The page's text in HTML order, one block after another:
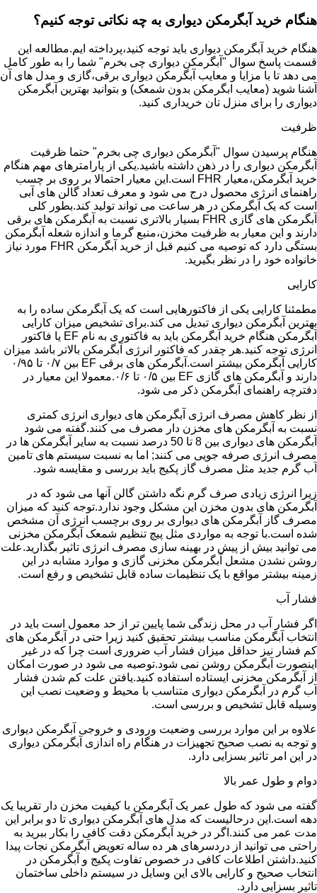
هنگام خرید آبگرمکن دیواری به چه نکاتی توجه کنیم؟
هنگام خرید آبگرمکن دیواری باید توجه کنید،پرداخته ایم.مطالعه این
قسمت پاسخ سوال "آبگرمکن دیواری چی بخرم" شما را به طور کامل
می دهد تا با مزایا و معایب آبگرمکن دیواری برقی،گازی و مدل های آن
آشنا شوید (معایب ابگرمکن بدون شمعک) و بتوانید بهترین آبگرمکن
دیواری را برای منزل تان خریداری کنید.
ظرفیت
هنگام پرسیدن سوال "آبگرمکن دیواری چی بخرم" حتما ظرفیت
آبگرمکن دیواری را در ذهن داشته باشید.یکی از پارامترهای مهم هنگام
خرید آبگرمکن،معیار FHR است.این معیار احتمالا بر روی بر چسب
راهنمای انرژی محصول درج می شود و معرف تعداد گالن های آبی
است که یک آبگرمکن در هر ساعت می تواند تولید کند.بطور کلی
آبگرمکن های گازی FHR بسیار بالاتری نسبت به آبگرمکن های برقی
دارند و این معیار به ظرفیت مخزن،منبع گرما و اندازه شعله آبگرمکن
بستگی دارد که توصیه می کنیم قبل از خرید آبگرمکن FHR مورد نیاز
خانواده خود را در نظر بگیرید.
کارایی
مطمئنا کارایی یکی از فاکتورهایی است که یک آبگرمکن ساده را به
بهترین آبگرمکن دیواری تبدیل می کند.برای تشخیص میزان کارایی
آبگرمکن هنگام خرید آبگرمکن باید به فاکتوری به نام EF یا فاکتور
انرژی توجه کنید.هر چقدر که فاکتور انرژی آبگرمکن بالاتر باشد میزان
کارایی آبگرمکن بیشتر است.آبگرمکن های برقی EF بین ۰/۷ تا ۰/۹۵
دارند و آبگرمکن های گازی EF بین ۰/۵ تا ۰/۶.معمولا این معیار در
دفترچه راهنمای آبگرمکن ذکر می شود.
از نظر کاهش مصرف انرژی آبگرمکن های دیواری انرژی کمتری
نسبت به آبگرمکن های مخزن دار مصرف می کنند.گفته می شود
آبگرمکن های دیواری بین 8 تا 50 درصد نسبت به سایر آبگرمکن ها در
مصرف انرژی صرفه جویی می کنند; اما به نسبت سیستم های تامین
آب گرم جدید مثل مصرف گاز پکیج باید بررسی و مقایسه شود.
زیرا انرژی زیادی صرف گرم نگه داشتن گالن آنها می شود که در
آبگرمکن های بدون مخزن این مشکل وجود ندارد.توجه کنید که میزان
مصرف گاز آبگرمکن های دیواری بر روی برچسب انرژی آن مشخص
شده است.با توجه به مواردی مثل پیچ تنظیم شمعک آبگرمکن مخزنی
می توانید بیش از پیش در بهینه سازی مصرف انرژی تاثیر بگذارید.علت
روشن نشدن مشعل آبگرمکن مخزنی گازی و موارد مشابه در این
زمینه بیشتر مواقع با یک تنظیمات ساده قابل تشخیص و رفع است.
فشار آب
اگر فشار آب در محل زندگی شما پایین تر از حد معمول است باید در
انتخاب آبگرمکن مناسب بیشتر تحقیق کنید زیرا حتی در آبگرمکن های
کم فشار نیز حداقل میزان فشار آب ضروری است چرا که در غیر
اینصورت آبگرمکن روشن نمی شود.توصیه می شود در صورت امکان
از آبگرمکن مخزنی ایستاده استفاده کنید.یافتن علت کم شدن فشار
آب گرم در آبگرمکن دیواری متناسب با محیط و وضعیت نصب این
وسیله قابل تشخیص و بررسی است.
علاوه بر این موارد بررسی وضعیت ورودی و خروجی آبگرمکن دیواری
و توجه به نصب صحیح تجهیزات در هنگام راه اندازی آبگرمکن دیواری
در این امر تاثیر بسزایی دارد.
دوام و طول عمر بالا
گفته می شود که طول عمر یک آبگرمکن با کیفیت مخزن دار تقریبا یک
دهه است.این درحالیست که مدل های آبگرمکن دیواری تا دو برابر این
مدت عمر می کنند.اگر در خرید آبگرمکن دقت کافی را بکار ببرید به
راحتی می توانید از دردسرهای هر ده ساله تعویض آبگرمکن نجات پیدا
کنید.داشتن اطلاعات کافی در خصوص تفاوت پکیج و آبگرمکن در
انتخاب صحیح و کارایی بالای این وسایل در سیستم داخلی ساختمان
تاثیر بسزایی دارد.